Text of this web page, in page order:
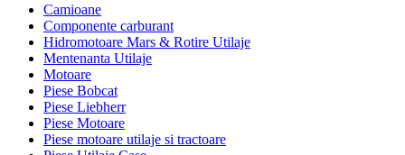
Camioane
Componente carburant
Hidromotoare Mars & Rotire Utilaje
Mentenanta Utilaje
Motoare
Piese Bobcat
Piese Liebherr
Piese Motoare
Piese motoare utilaje si tractoare